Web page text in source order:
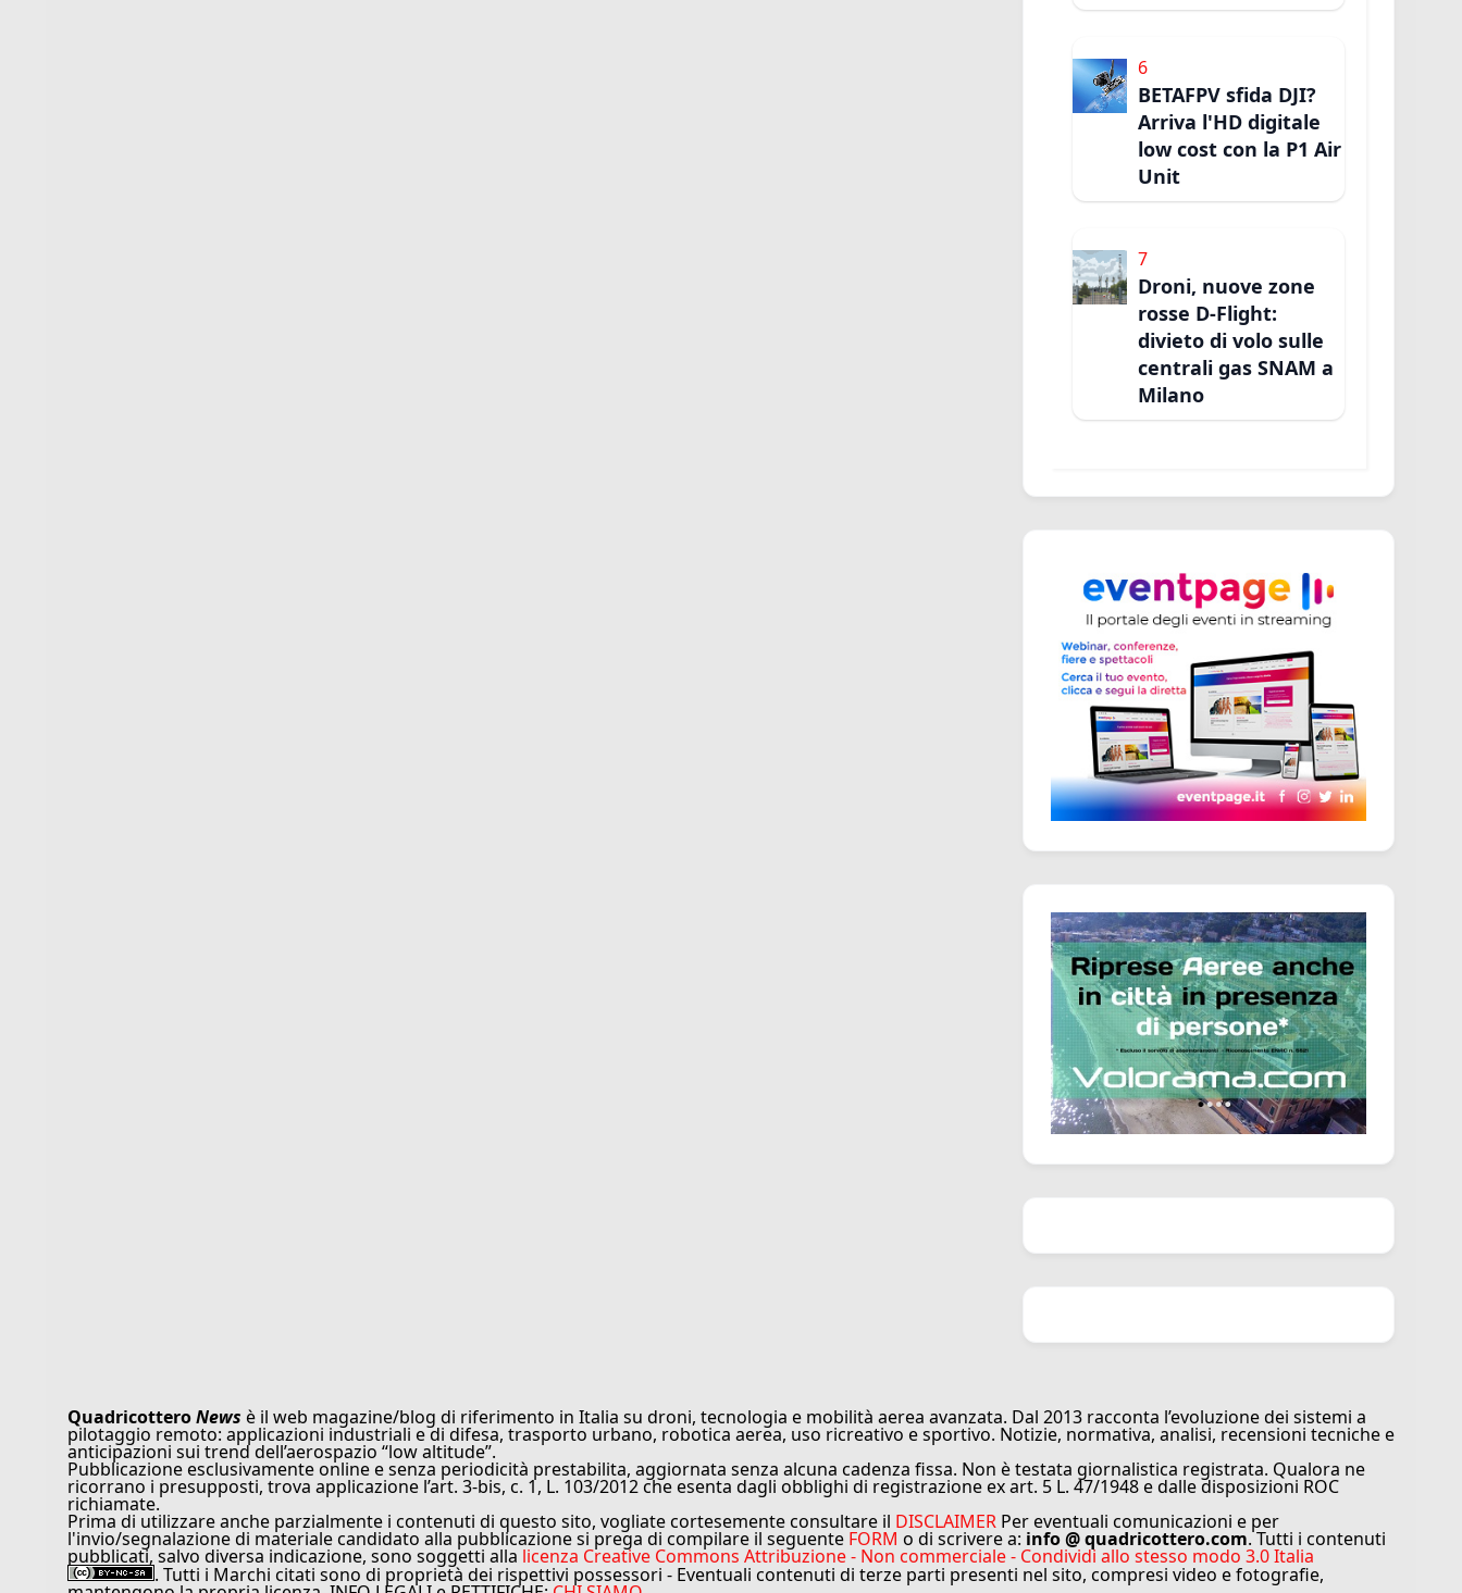
6
BETAFPV sfida DJI?
Arriva l'HD digitale
low cost con la P1 Air
Unit
7
Droni, nuove zone
rosse D-Flight:
divieto di volo sulle
centrali gas SNAM a
Milano
QuadricotteroNews è il web magazine/blog di riferimento in Italia su droni, tecnologia e mobilità aerea avanzata. Dal 2013 racconta l’evoluzione dei sistemi a
pilotaggio remoto: applicazioni industriali e di difesa, trasporto urbano, robotica aerea, uso ricreativo e sportivo. Notizie, normativa, analisi, recensioni tecniche e
anticipazioni sui trend dell’aerospazio “low altitude”.
Pubblicazione esclusivamente online e senza periodicità prestabilita, aggiornata senza alcuna cadenza fissa. Non è testata giornalistica registrata. Qualora ne
ricorrano i presupposti, trova applicazione l’art. 3-bis, c. 1, L. 103/2012 che esenta dagli obblighi di registrazione ex art. 5 L. 47/1948 e dalle disposizioni ROC
richiamate.
Prima di utilizzare anche parzialmente i contenuti di questo sito, vogliate cortesemente consultare il DISCLAIMER Per eventuali comunicazioni e per
l'invio/segnalazione di materiale candidato alla pubblicazione si prega di compilare il seguente FORM o di scrivere a: info @ quadricottero.com. Tutti i contenuti
pubblicati, salvo diversa indicazione, sono soggetti alla licenza Creative Commons Attribuzione - Non commerciale - Condividi allo stesso modo 3.0 Italia
. Tutti i Marchi citati sono di proprietà dei rispettivi possessori - Eventuali contenuti di terze parti presenti nel sito, compresi video e fotografie,